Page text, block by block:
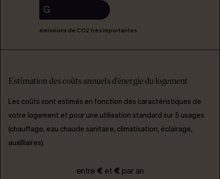
G
émissions de CO2 très importantes
Estimation des coûts annuels d'énergie du logement
Les coûts sont estimés en fonction des caractéristiques de
votre logement et pour une utilisation standard sur 5 usages
(chauffage, eau chaude sanitaire, climatisation, éclairage,
auxilliaires).
entre €et €par an